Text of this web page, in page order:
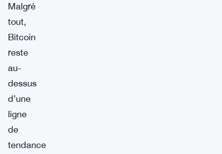
Malgré
tout,
Bitcoin
reste
au-
dessus
d’une
ligne
de
tendance